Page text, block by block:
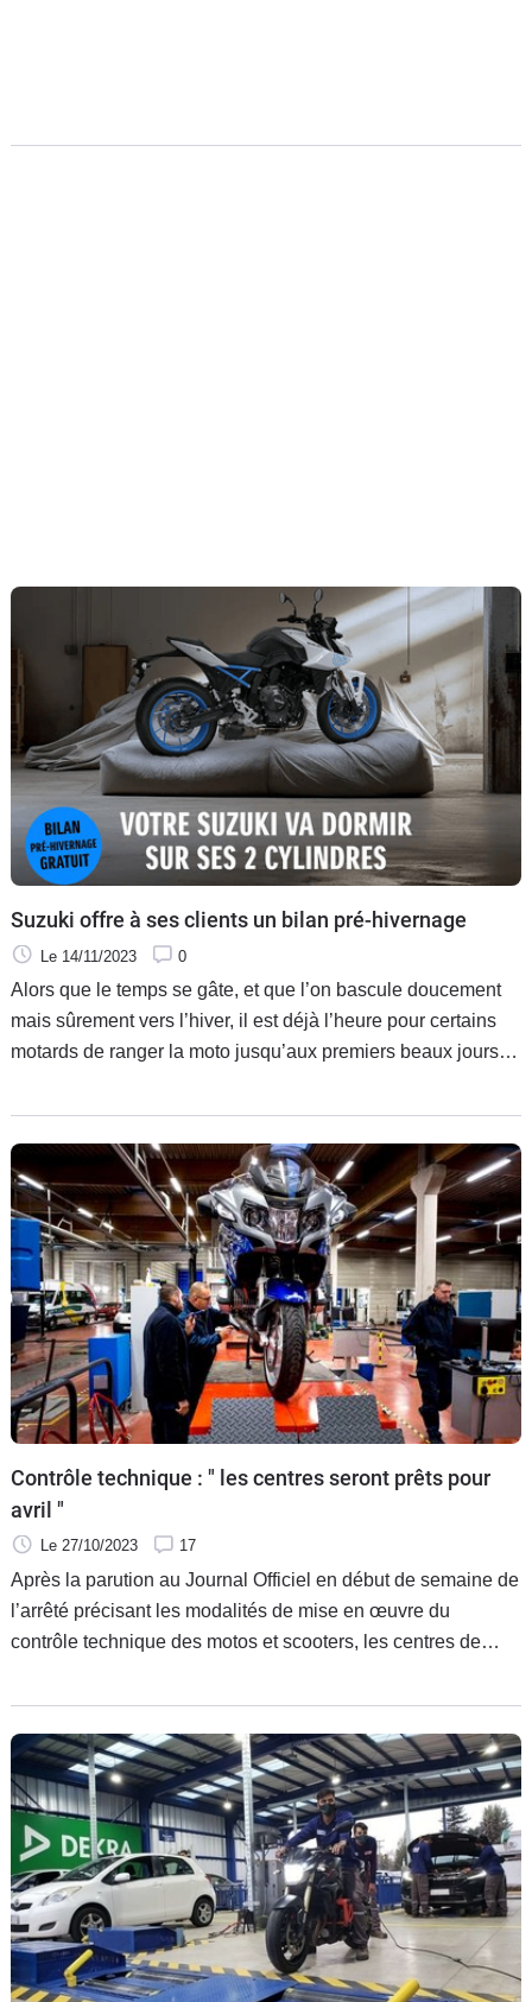
Suzuki offre à ses clients un bilan pré-hivernage
Le 14/11/2023 0
Alors que le temps se gâte, et que l’on bascule doucement
mais sûrement vers l’hiver, il est déjà l’heure pour certains
motards de ranger la moto jusqu’aux premiers beaux jours
votre monture Suzuki lance une opération de « Bilan pré-
hivernage gratuit » chez les concessionnaires de la marque
et fait gagner à ses clients des gilets Airbaig Ixon d'une
valeur de 399 euros.
Contrôle technique : " les centres seront prêts pour
avril "
Le 27/10/2023 17
Après la parution au Journal Officiel en début de semaine de
l’arrêté précisant les modalités de mise en œuvre du
contrôle technique des motos et scooters, les centres de
d’envoi de cette mesure, toujours hautement impopulaire
dans la communauté motarde est fixé au mois d’avril 2024.